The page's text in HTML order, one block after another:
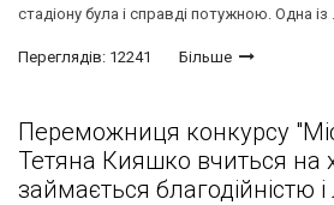
стадіону була і справді потужною. Одна із ...
Переглядів: 12241 Більше
Переможниця конкурсу
Тетяна Кияшко вчиться на
займається благодійністю